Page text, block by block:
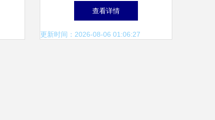
部 泓尔配件及其他焊接材料
与附件产品精选
查看详情
更新时间：2026-08-06 01:06:27